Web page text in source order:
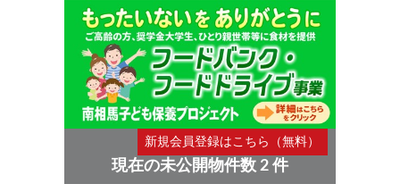
現在の未公開物件数 2 件